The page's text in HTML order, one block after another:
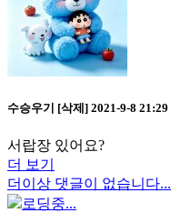
수승우기 [삭제] 2021-9-8 21:29
서랍장 있어요?
더 보기
더이상 댓글이 없습니다...
로딩중...